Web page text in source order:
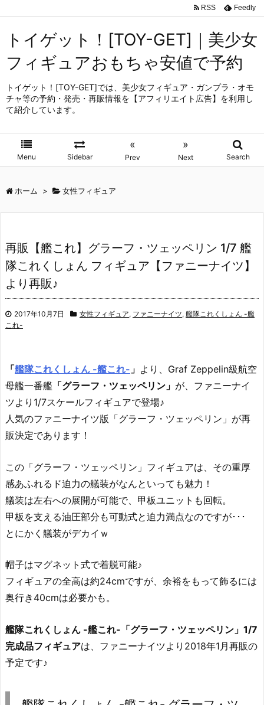
トイゲット！[TOY-GET]｜美少女
フィギュアおもちゃ安値で予約
トイゲット！[TOY-GET]では、美少女フィギュア・ガンプラ・オモ
チャ等の予約・発売・再販情報を【アフィリエイト広告】を利用し
て紹介しています。
Menu Sidebar
«
Prev
»
Next Search
RSS Feedly
ホーム > 女性フィギュア
再販【艦これ】グラーフ・ツェッペリン 1/7 艦
隊これくしょん フィギュア【ファニーナイツ】
より再販♪
2017年10月7日 女性フィギュア, ファニーナイツ, 艦隊これくしょん -艦
これ-
「艦隊これくしょん -艦これ- 」 より、Graf Zeppelin級航空
母艦一番艦 「グラーフ・ツェッペリン」 が、ファニーナイ
ツより1/7スケールフィギュアで登場♪
人気のファニーナイツ版「グラーフ・ツェッペリン」が再
販決定であります！
この「グラーフ・ツェッペリン」フィギュアは、その重厚
感あふれるド迫力の艤装がなんといっても魅力！
艤装は左右への展開が可能で、甲板ユニットも回転。
甲板を支える油圧部分も可動式と迫力満点なのですが･･･
とにかく艤装がデカイｗ
帽子はマグネット式で着脱可能♪
フィギュアの全高は約24cmですが、余裕をもって飾るには
奥行き40cmは必要かも。
艦隊これくしょん -艦これ-「グラーフ・ツェッペリン」1/7
完成品フィギュアは、ファニーナイツより2018年1月再販の
予定です♪